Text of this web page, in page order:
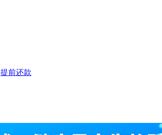
提前还款